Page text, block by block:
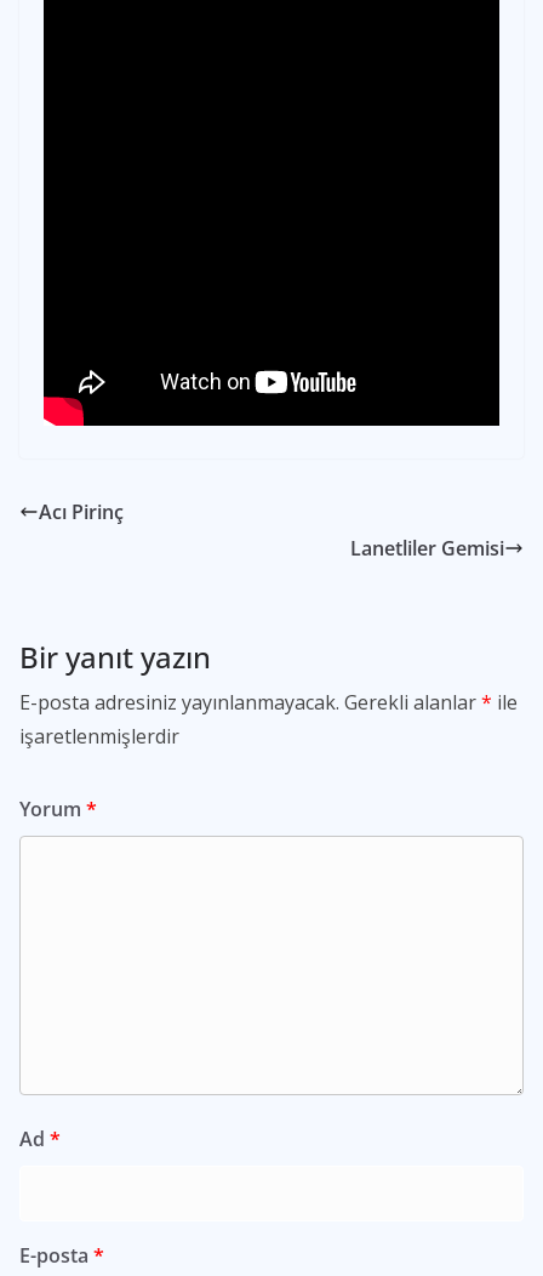
Acı Pirinç
Lanetliler Gemisi
Bir yanıt yazın
E-posta adresiniz yayınlanmayacak. Gerekli alanlar* ile
işaretlenmişlerdir
Yorum *
Ad *
E-posta *